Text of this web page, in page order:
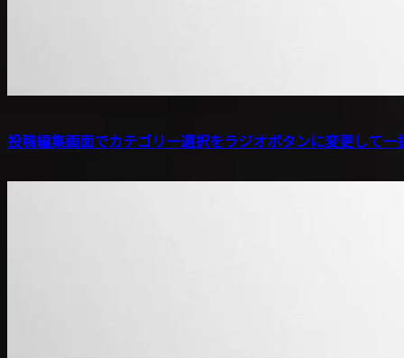
投稿編集画面でカテゴリー選択をラジオボタンに変更して一